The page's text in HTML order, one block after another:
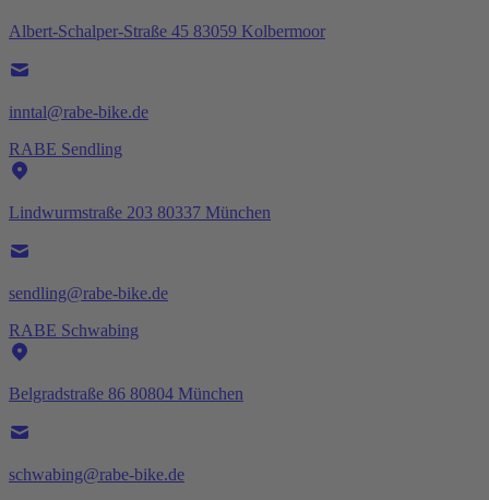
Albert-Schalper-Straße 45 83059 Kolbermoor
inntal@rabe-bike.de
RABE Sendling
Lindwurmstraße 203 80337 München
sendling@rabe-bike.de
RABE Schwabing
Belgradstraße 86 80804 München
schwabing@rabe-bike.de